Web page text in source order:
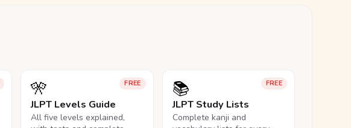
FREE
🎌
JLPT Levels Guide
All five levels explained,
FREE
📚
JLPT Study Lists
Complete kanji and